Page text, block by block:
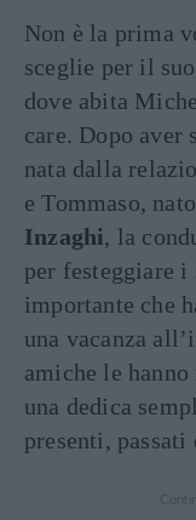
Non è la prima
sceglie per il
dove abita
care. Dopo aver
nata dalla
e Tommaso,
Inzaghi, la
per festeggiare i
importante che
una vacanza
amiche le
una dedica
presenti, passati